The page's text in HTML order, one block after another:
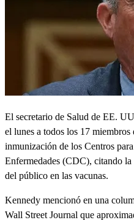
El secretario de Salud de EE.
el lunes a todos los 17 miembros
inmunización de los Centros
Enfermedades (CDC), citando la
del público en las vacunas.
Kennedy mencionó en una
Wall Street Journal que